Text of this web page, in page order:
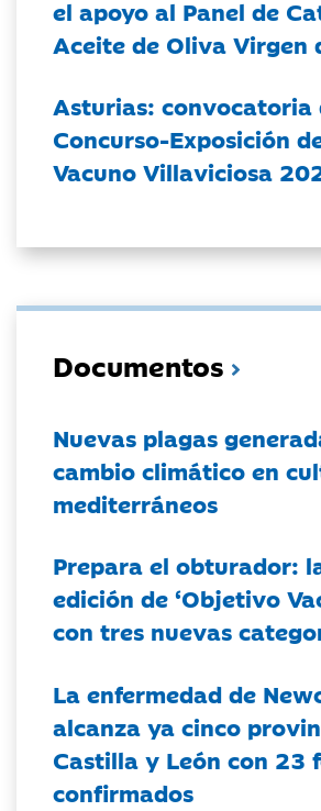
el apoyo al Panel de
Aceite de Oliva Virgen
Asturias: convocatoria
Concurso-Exposición
Vacuno Villaviciosa
Documentos
Nuevas plagas
cambio climático en
mediterráneos
Prepara el obturador:
edición de ‘Objetivo
con tres nuevas
La enfermedad de
alcanza ya cinco
Castilla y León con 23
confirmados